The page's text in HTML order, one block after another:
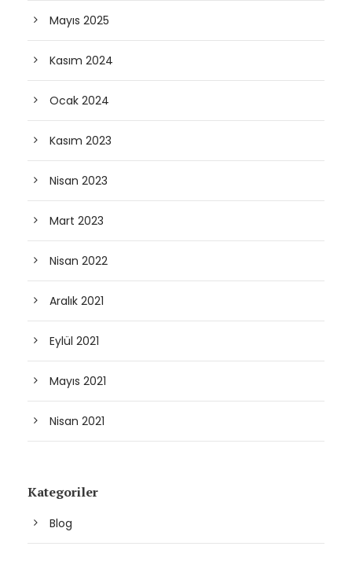
Mayıs 2025
Kasım 2024
Ocak 2024
Kasım 2023
Nisan 2023
Mart 2023
Nisan 2022
Aralık 2021
Eylül 2021
Mayıs 2021
Nisan 2021
Kategoriler
Blog